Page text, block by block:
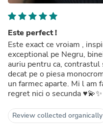
Este perfect !
Este exact ce vroiam ,
exceptional pe Negru,
auriu pentru ca,
decat pe o piesa
un farmec aparte. Mi l am
regret nici o secunda
Review collected organically